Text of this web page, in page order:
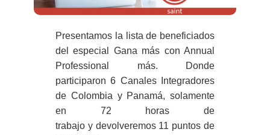
Presentamos la lista de beneficiados
del especial Gana más con Annual
Professional más. Donde
participaron6 Canales
Integradores
deColombia y Panamá, solamente
en 72 horas de
trabajo y devolveremos 11 puntos de